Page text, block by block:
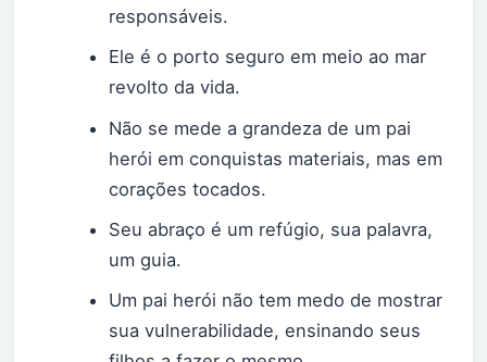
responsáveis.
Ele é o porto seguro em meio ao mar
revolto da vida.
Não se mede a grandeza de um pai
herói em conquistas materiais, mas em
corações tocados.
Seu abraço é um refúgio, sua palavra,
um guia.
Um pai herói não tem medo de mostrar
sua vulnerabilidade, ensinando seus